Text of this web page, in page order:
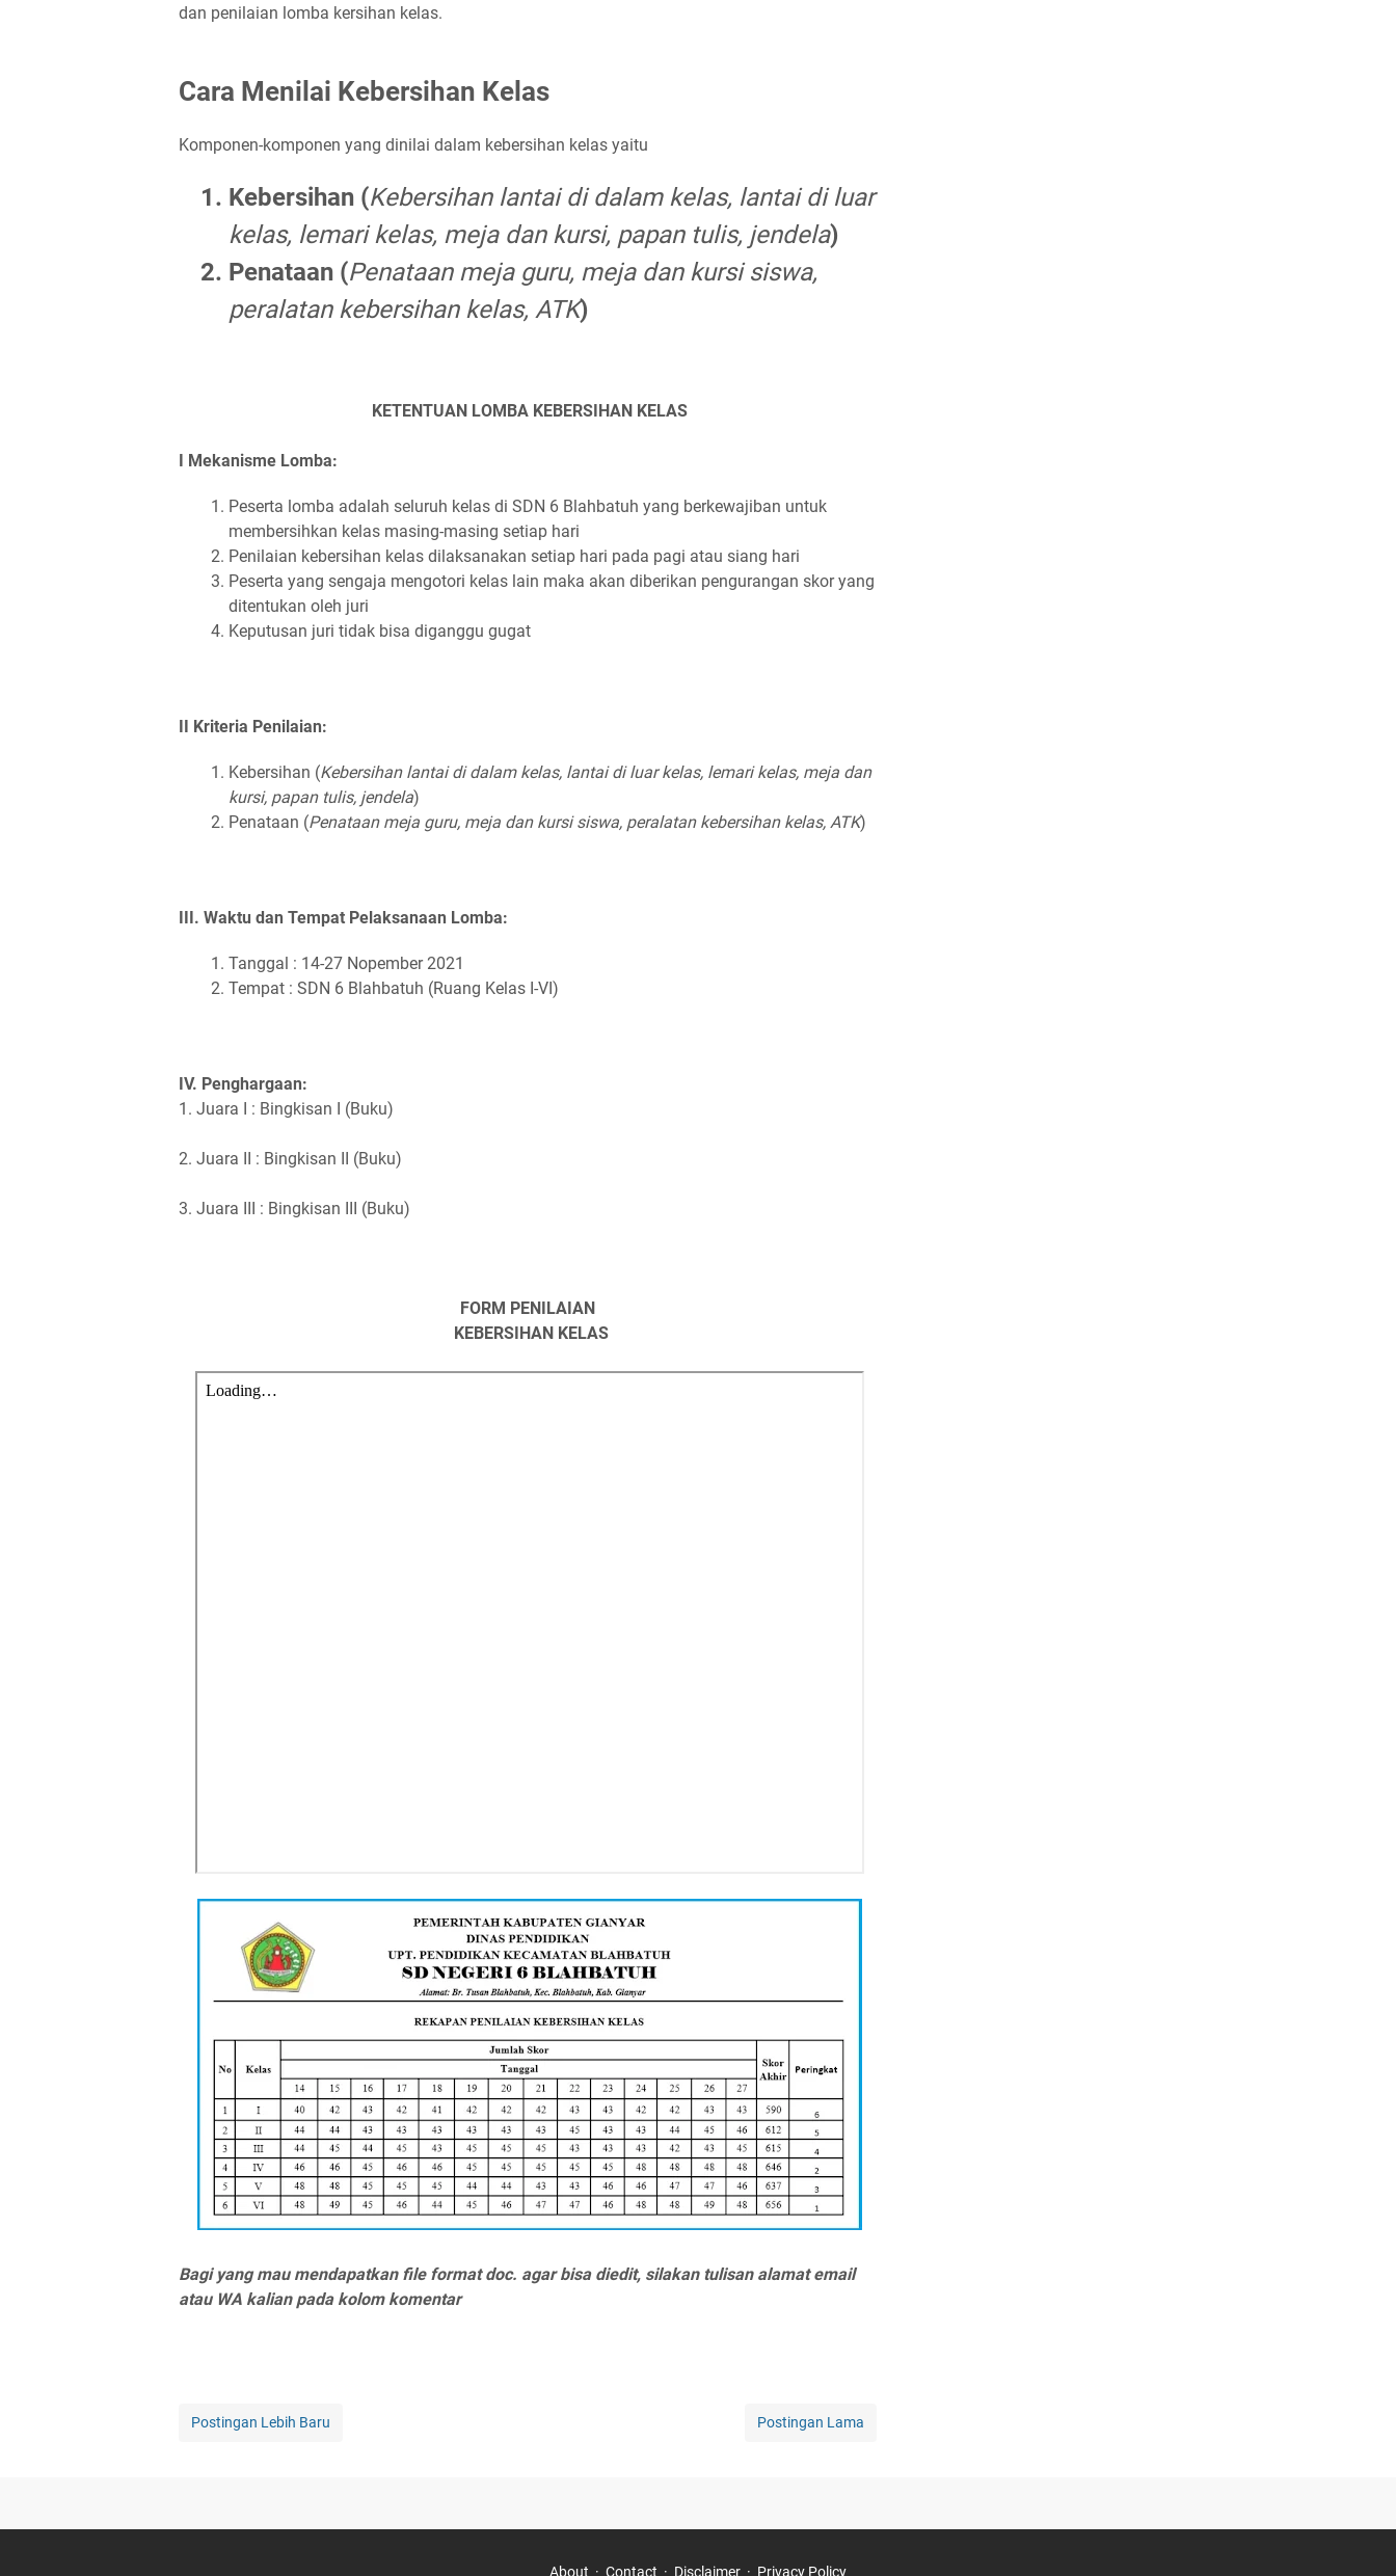
dan penilaian lomba kersihan kelas.
Cara Menilai Kebersihan Kelas
Komponen-komponen yang dinilai dalam kebersihan kelas yaitu
Kebersihan (Kebersihan lantai di dalam kelas, lantai di luar
kelas, lemari kelas, meja dan kursi, papan tulis, jendela)
Penataan (Penataan meja guru, meja dan kursi siswa,
peralatan kebersihan kelas, ATK)
KETENTUAN LOMBA KEBERSIHAN KELAS
I Mekanisme Lomba:
Peserta lomba adalah seluruh kelas di SDN 6 Blahbatuh yang berkewajiban untuk
membersihkan kelas masing-masing setiap hari
Penilaian kebersihan kelas dilaksanakan setiap hari pada pagi atau siang hari
Peserta yang sengaja mengotori kelas lain maka akan diberikan pengurangan skor yang
ditentukan oleh juri
Keputusan juri tidak bisa diganggu gugat
II Kriteria Penilaian:
Kebersihan (Kebersihan lantai di dalam kelas, lantai di luar kelas, lemari kelas, meja dan
kursi, papan tulis, jendela)
Penataan (Penataan meja guru, meja dan kursi siswa, peralatan kebersihan kelas, ATK)
III. Waktu dan Tempat Pelaksanaan Lomba:
Tanggal : 14-27 Nopember 2021
Tempat : SDN 6 Blahbatuh (Ruang Kelas I-VI)
IV. Penghargaan:
1. Juara I : Bingkisan I (Buku)
2. Juara II : Bingkisan II (Buku)
3. Juara III : Bingkisan III (Buku)
FORM PENILAIAN
KEBERSIHAN KELAS
Bagi yang mau mendapatkan file format doc. agar bisa diedit, silakan tulisan alamat email
atau WA kalian pada kolom komentar
Postingan Lebih Baru Postingan Lama
About Contact Disclaimer Privacy Policy